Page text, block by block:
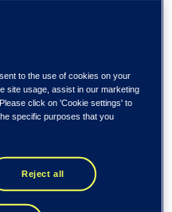
to the use of cookies on your
site usage, assist in our marketing
click on 'Cookie settings' to
specific purposes that you
Reject all